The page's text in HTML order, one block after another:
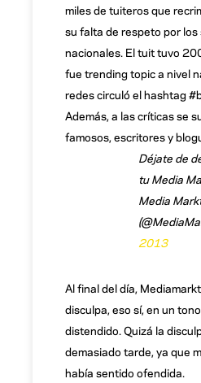
miles de tuiteros que
su falta de respeto por los
nacionales. El tuit tuvo
fue trending topic a nivel
redes circuló el hashtag
Además, a las críticas se
famosos, escritores y
Déjate de
tu Media
Media
2013
Al final del día,
disculpa, eso sí, en un
distendido. Quizá la
demasiado tarde, ya que
había sentido ofendida.